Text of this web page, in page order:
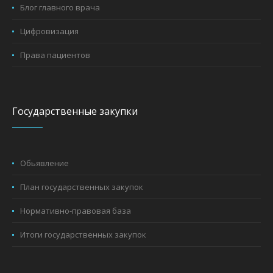
Блог главного врача
Цифровизация
Права пациентов
Государственные закупки
Обьявление
План государственных закупок
Нормативно-правовая база
Итоги государственных закупок